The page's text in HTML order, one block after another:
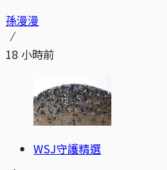
孫漫漫
18 小時前
WSJ守護精選